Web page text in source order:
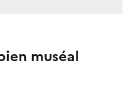
muséal